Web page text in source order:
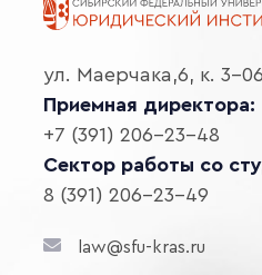
ул. Маерчака,6, к. 3-06
Приемная директора:
+7 (391) 206-23-48
Сектор работы со
8 (391) 206-23-49
law@sfu-kras.ru